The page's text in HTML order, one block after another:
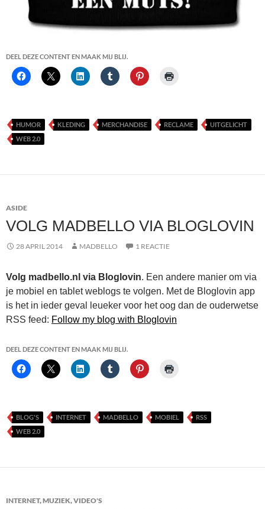
DEEL DEZE CONTENT EN MAAK MIJ BLIJ.
HUMOR KLEDING MERCHANDISE RECLAME
UITGELICHT
WEB 2.0
ASIDE
VOLG MADBELLO VIA BLOGLOVIN
28 APRIL 2014 MADBELLO 1 REACTIE
Volg madbello.nl via Bloglovin. Een andere manier om via
je mobiel en tablet weblogs te volgen. Met de Bloglovin app
is het in ieder geval leueker voor het oog dan de ouderwetse
RSS feed: Follow my blog with Bloglovin
DEEL DEZE CONTENT EN MAAK MIJ BLIJ.
BLOG'S INTERNET MADBELLO MOBIEL
RSS
WEB 2.0
INTERNET,MUZIEK,VIDEO'S